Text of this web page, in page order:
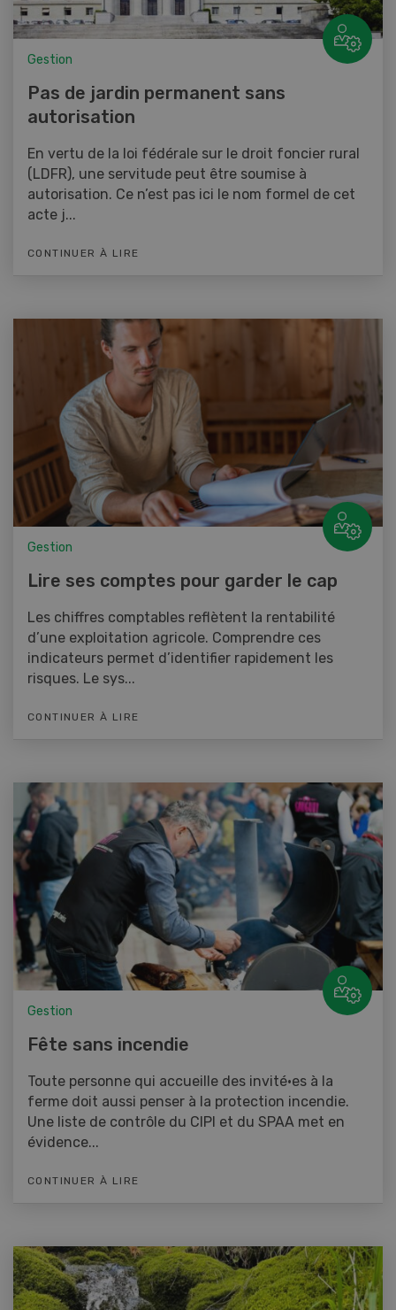
Gestion
Pas de jardin permanent sans
autorisation
En vertu de la loi fédérale sur le droit foncier rural
(LDFR), une servitude peut être soumise à
autorisation. Ce n’est pas ici le nom formel de cet
acte j...
CONTINUER À LIRE
Gestion
Lire ses comptes pour garder le cap
Les chiffres comptables reflètent la rentabilité
d’une exploitation agricole. Comprendre ces
indicateurs permet d’identifier rapidement les
risques. Le sys...
CONTINUER À LIRE
Gestion
Fête sans incendie
Toute personne qui accueille des invité·es à la
ferme doit aussi penser à la protection incendie.
Une liste de contrôle du CIPI et du SPAA met en
évidence...
CONTINUER À LIRE